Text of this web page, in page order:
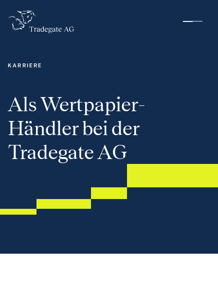
KARRIERE
Als Wertpapier-
Händler bei der
Tradegate AG